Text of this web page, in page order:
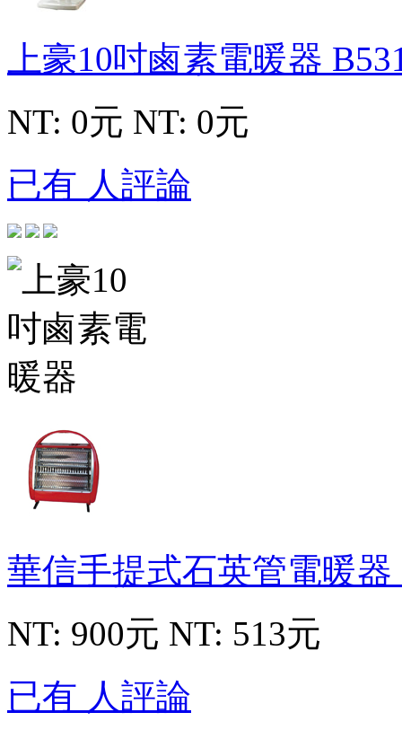
上豪10吋鹵素電暖器
NT: 0元 NT: 0元
已有 人評論
華信手提式石英管電暖器
NT: 900元 NT: 513元
已有 人評論